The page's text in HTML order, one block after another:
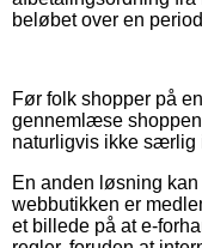
beløbet over en
Før folk shopper på
gennemlæse
naturligvis ikke særlig
En anden løsning
webbutikken er
et billede på at e-